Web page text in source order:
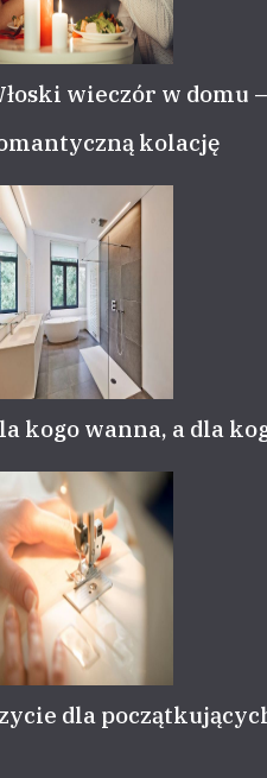
wieczór w domu
kolację
kogo wanna, a dla
dla